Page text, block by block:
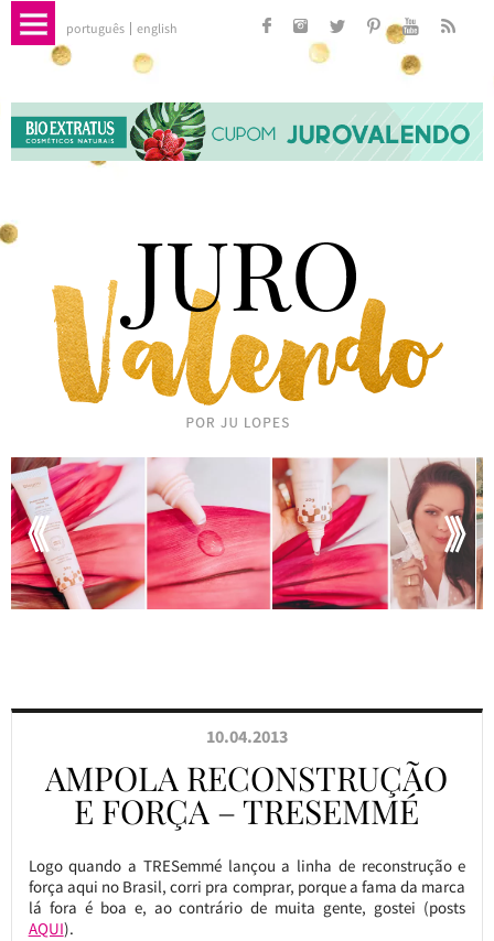
português english
10.04.2013
AMPOLA RECONSTRUÇÃO
E FORÇA – TRESEMMÉ
Logo quando a TRESemmé lançou a linha de reconstrução e
força aqui no Brasil, corri pra comprar, porque a fama da marca
lá fora é boa e, ao contrário de muita gente, gostei (posts
AQUI).